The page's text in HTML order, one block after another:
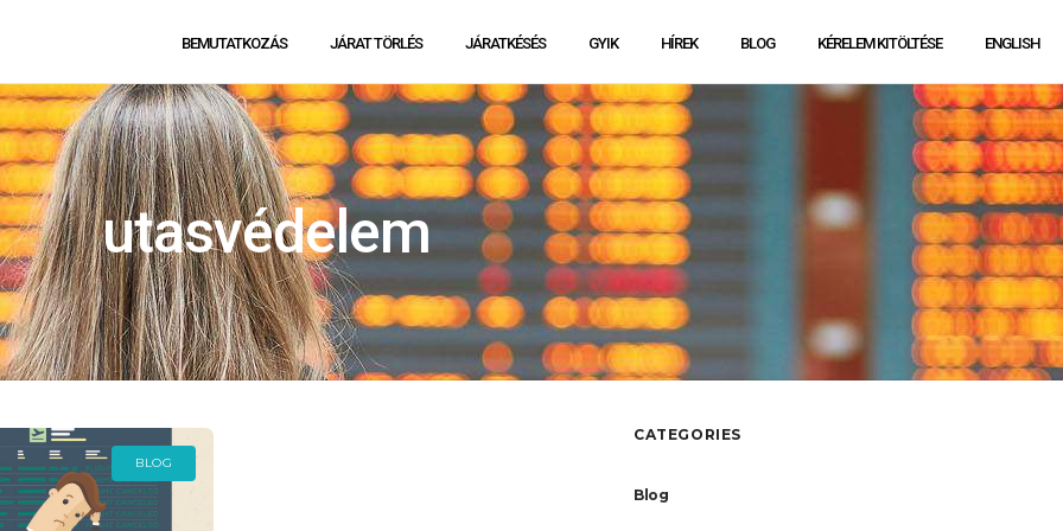
BEMUTATKOZÁS JÁRAT TÖRLÉS JÁRATKÉSÉS GYIK HÍREK BLOG KÉRELEM KITÖLTÉSE ENGLISH
utasvédelem
BLOG
CATEGORIES
Blog